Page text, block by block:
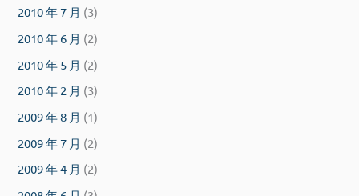
2010 年 7 月 (3)
2010 年 6 月 (2)
2010 年 5 月 (2)
2010 年 2 月 (3)
2009 年 8 月 (1)
2009 年 7 月 (2)
2009 年 4 月 (2)